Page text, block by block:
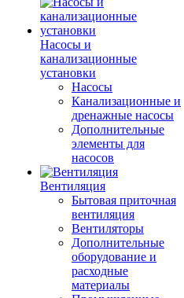
Насосы и
канализационные
установки
Насосы
Канализационные и
дренажные насосы
Дополнительные
элементы для
насосов
Вентиляция
Бытовая приточная
вентиляция
Вентиляторы
Дополнительные
оборудование и
расходные
материалы